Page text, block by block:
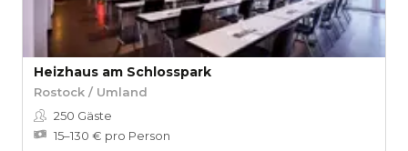
Heizhaus am Schlosspark
Rostock / Umland
250 Gäste
15–130 € pro Person